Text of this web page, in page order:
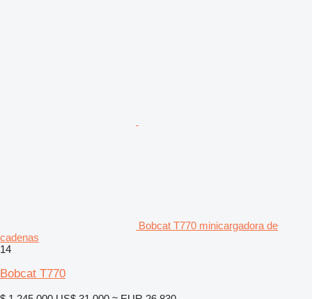
Bobcat T770 minicargadora de
cadenas
14
Bobcat T770